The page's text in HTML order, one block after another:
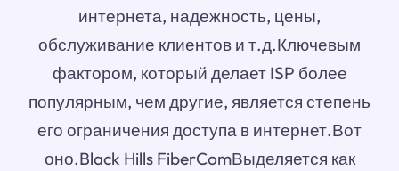
интернета, надежность, цены,
обслуживание клиентов и т.д.Ключевым
фактором, который делает ISP более
популярным, чем другие, является степень
его ограничения доступа в интернет.Вот
оно.Black Hills FiberComВыделяется как